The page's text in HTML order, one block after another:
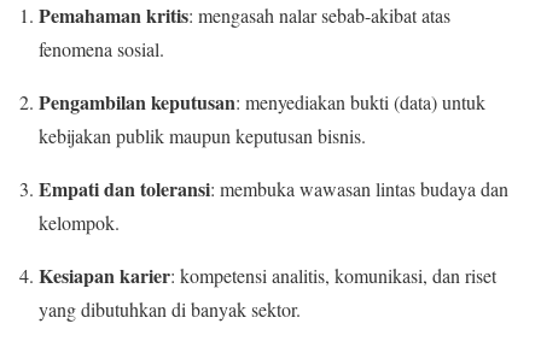
Pemahaman kritis: mengasah nalar sebab-akibat atas
fenomena sosial.
Pengambilan keputusan: menyediakan bukti (data) untuk
kebijakan publik maupun keputusan bisnis.
Empati dan toleransi: membuka wawasan lintas budaya dan
kelompok.
Kesiapan karier: kompetensi analitis, komunikasi, dan riset
yang dibutuhkan di banyak sektor.